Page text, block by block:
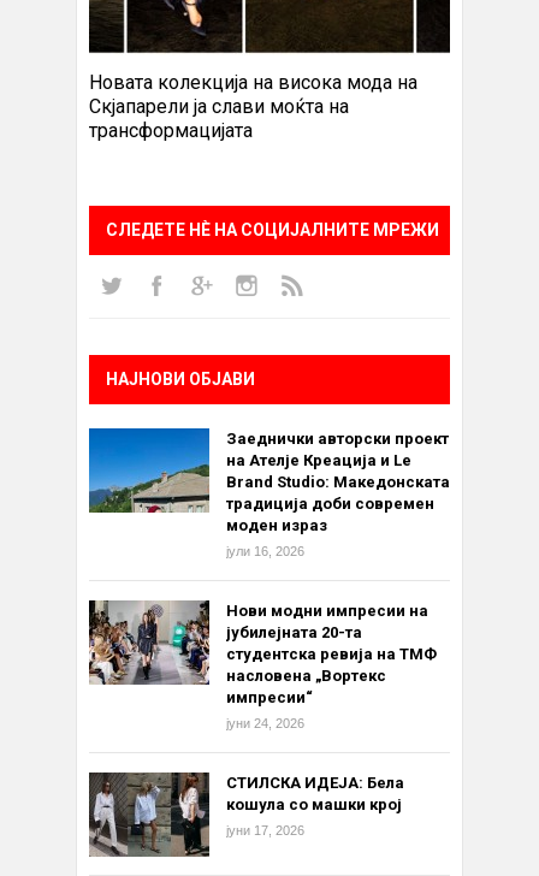
Новата колекција на висока мода на
Скјапарели ја слави моќта на
трансформацијата
СЛЕДЕТЕ НÈ НА СОЦИЈАЛНИТЕ МРЕЖИ
НАЈНОВИ ОБЈАВИ
Заеднички авторски проект
на Ателје Креација и Le
Brand Studio: Македонската
традиција доби современ
моден израз
јули 16, 2026
Нови модни импресии на
јубилејната 20-та
студентска ревија на ТМФ
насловена „Вортекс
импресии“
јуни 24, 2026
СТИЛСКА ИДЕЈА: Бела
кошула со машки крој
јуни 17, 2026